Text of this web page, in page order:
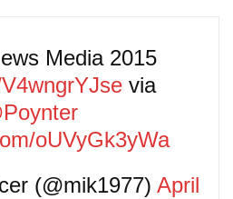
Media 2015
via
oUVyGk3yWa
(@mik1977) April